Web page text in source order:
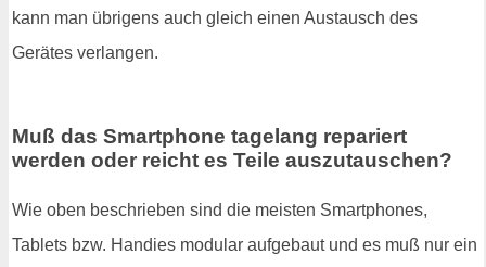
kann man übrigens auch gleich einen Austausch des
Gerätes verlangen.
Muß das Smartphone tagelang repariert
werden oder reicht es Teile auszutauschen?
Wie oben beschrieben sind die meisten Smartphones,
Tablets bzw. Handies modular aufgebaut und es muß nur ein